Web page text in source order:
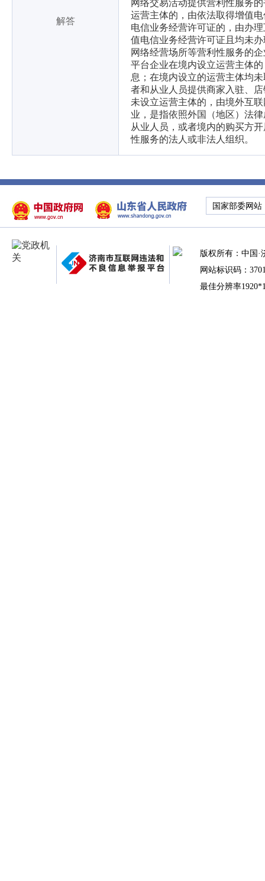
解答
网络交易活动提供营利性服务
运营主体的，由依法取得增值
电信业务经营许可证的，由办
值电信业务经营许可证且均未
网络经营场所等营利性服务的
平台企业在境内设立运营主体
息；在境内设立的运营主体均
者和从业人员提供商家入驻、
未设立运营主体的，由境外互
业，是指依照外国（地区）法
从业人员，或者境内的购买方
性服务的法人或非法人组织。
国家部委网站
版权所有：中国
网站标识码：
最佳分辨率